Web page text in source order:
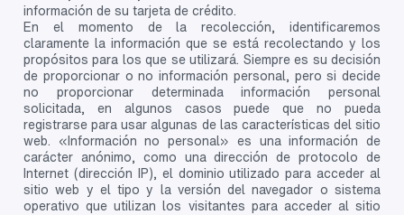
información de su tarjeta de crédito.
En el momento de la recolección, identificaremos
claramente la información que se está recolectando y los
propósitos para los que se utilizará. Siempre es su decisión
de proporcionar o no información personal, pero si decide
no proporcionar determinada información personal
solicitada, en algunos casos puede que no pueda
registrarse para usar algunas de las características del sitio
web. «Información no personal» es una información de
carácter anónimo, como una dirección de protocolo de
Internet (dirección IP), el dominio utilizado para acceder al
sitio web y el tipo y la versión del navegador o sistema
operativo que utilizan los visitantes para acceder al sitio